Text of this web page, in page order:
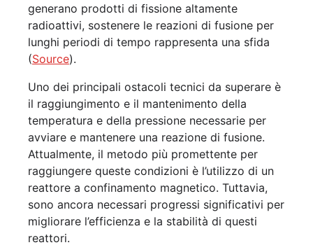
generano prodotti di fissione altamente
radioattivi, sostenere le reazioni di fusione per
lunghi periodi di tempo rappresenta una sfida
(Source).
Uno dei principali ostacoli tecnici da superare è
il raggiungimento e il mantenimento della
temperatura e della pressione necessarie per
avviare e mantenere una reazione di fusione.
Attualmente, il metodo più promettente per
raggiungere queste condizioni è l’utilizzo di un
reattore a confinamento magnetico. Tuttavia,
sono ancora necessari progressi significativi per
migliorare l’efficienza e la stabilità di questi
reattori.